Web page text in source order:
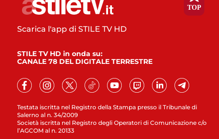
Testata iscritta nel Registro della Stampa presso il Tribunale di
Salerno al n. 34/2009
Società iscritta nel Registro degli Operatori di Comunicazione c/o
l’AGCOM al n. 20133
Scarica l'app di STILE TV HD
STILE TV HD in onda su:
CANALE 78 DEL DIGITALE TERRESTRE